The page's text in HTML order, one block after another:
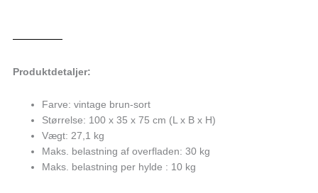
Produktdetaljer:
Farve: vintage brun-sort
Størrelse: 100 x 35 x 75 cm (L x B x H)
Vægt: 27,1 kg
Maks. belastning af overfladen: 30 kg
Maks. belastning per hylde : 10 kg